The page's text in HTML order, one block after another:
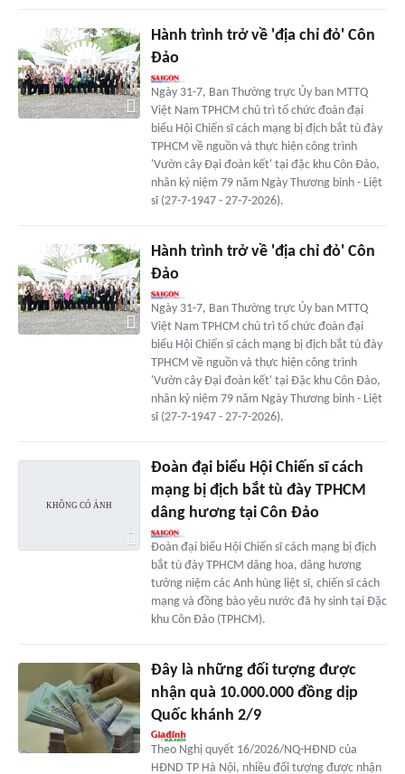
Hành trình trở về 'địa chỉ đỏ' Côn
Đảo
Ngày 31-7, Ban Thường trực Ủy ban MTTQ
Việt Nam TPHCM chủ trì tổ chức đoàn đại
biểu Hội Chiến sĩ cách mạng bị địch bắt tù đày
TPHCM về nguồn và thực hiện công trình
'Vườn cây Đại đoàn kết' tại đặc khu Côn Đảo,
nhân kỷ niệm 79 năm Ngày Thương binh - Liệt
sĩ (27-7-1947 - 27-7-2026).
Hành trình trở về 'địa chỉ đỏ' Côn
Đảo
Ngày 31-7, Ban Thường trực Ủy ban MTTQ
Việt Nam TPHCM chủ trì tổ chức đoàn đại
biểu Hội Chiến sĩ cách mạng bị địch bắt tù đày
TPHCM về nguồn và thực hiện công trình
'Vườn cây Đại đoàn kết' tại Đặc khu Côn Đảo,
nhân kỷ niệm 79 năm Ngày Thương binh - Liệt
sĩ (27-7-1947 - 27-7-2026).
Đoàn đại biểu Hội Chiến sĩ cách
mạng bị địch bắt tù đày TPHCM
dâng hương tại Côn Đảo
Đoàn đại biểu Hội Chiến sĩ cách mạng bị địch
bắt tù đày TPHCM dâng hoa, dâng hương
tưởng niệm các Anh hùng liệt sĩ, chiến sĩ cách
mạng và đồng bào yêu nước đã hy sinh tại Đặc
khu Côn Đảo (TPHCM).
Đây là những đối tượng được
nhận quà 10.000.000 đồng dịp
Quốc khánh 2/9
Theo Nghị quyết 16/2026/NQ-HĐND của
HĐND TP Hà Nội, nhiều đối tượng được nhận